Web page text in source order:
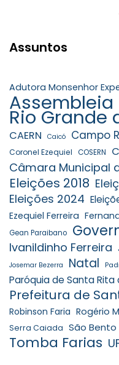
Assuntos
Adutora Monsenhor
Rio Grande
CAERN Caicó Campo
Coronel Ezequiel COSERN
Câmara Municipal
Eleições 2018
Eleições 2024
Ezequiel Ferreira
Gean Paraibano
Ivanildinho Ferreira
Josemar Bezerra Natal
Paróquia de Santa Rita
Prefeitura de
Robinson Faria Rogério
Serra Caiada São Bento
Tomba Farias